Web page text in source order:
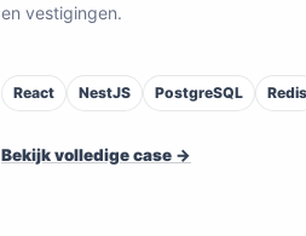
en vestigingen.
React NestJS PostgreSQL Redis
Bekijk volledige case →